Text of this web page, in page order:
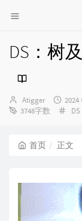
DS：树
博
主：
Atigger
发
布
2024
3748字数
分
DS
首页 正文